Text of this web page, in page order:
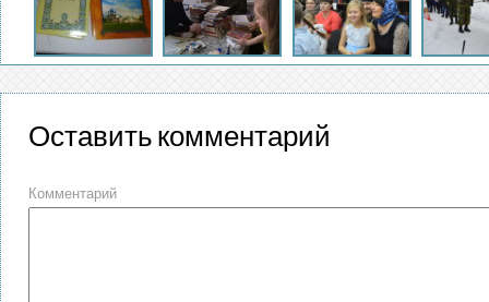
Оставить комментарий
Комментарий